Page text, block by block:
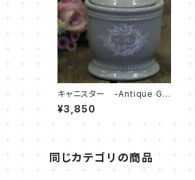
キャニスター -Antique Gr
ey-
¥3,850
同じカテゴリの商品